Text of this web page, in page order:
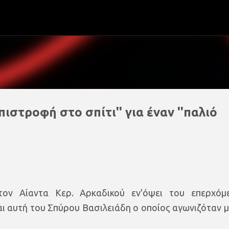
στο σπίτι'' για έναν ''παλιό
Αίαντα Κερ. Αρκαδικού εν'όψει του
του Σπύρου Βασιλειάδη ο οποίος αγωνιζόταν